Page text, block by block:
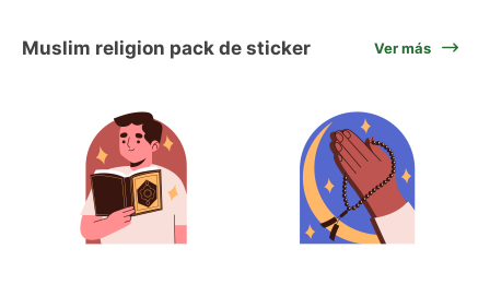
Muslim religion pack de sticker Ver más